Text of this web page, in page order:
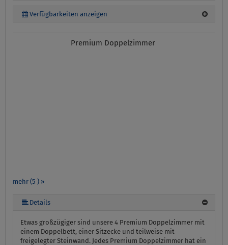
Verfügbarkeiten anzeigen
mehr (5 ) »
mehr (5 ) »
Premium Doppelzimmer
Details
Etwas großzügiger sind unsere 4 Premium Doppelzimmer mit
einem Doppelbett, einer Sitzecke und teilweise mit
freigelegter Steinwand. Jedes Premium Doppelzimmer hat ein